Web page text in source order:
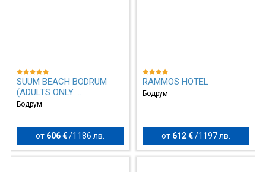
SUUM BEACH BODRUM
(ADULTS ONLY ...
Бодрум
от 606 € / 1186 лв.
RAMMOS HOTEL
Бодрум
от 612 €/ 1197 лв.